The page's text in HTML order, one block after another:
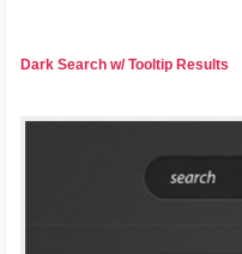
Dark Search w/ Tooltip Results